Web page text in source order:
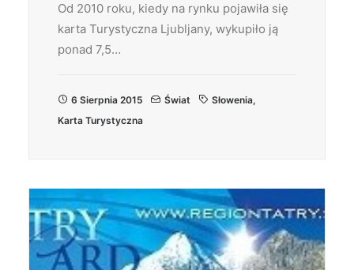
Od 2010 roku, kiedy na rynku pojawiła się
karta Turystyczna Ljubljany, wykupiło ją
ponad 7,5…
6 Sierpnia 2015 Świat Słowenia,
Karta Turystyczna